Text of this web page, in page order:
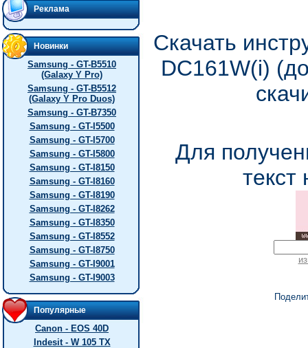
Реклама
Новинки
Samsung - GT-B5510
(Galaxy Y Pro)
Samsung - GT-B5512
(Galaxy Y Pro Duos)
Samsung - GT-B7350
Samsung - GT-I5500
Samsung - GT-I5700
Samsung - GT-I5800
Samsung - GT-I8150
Samsung - GT-I8160
Samsung - GT-I8190
Samsung - GT-I8262
Samsung - GT-I8350
Samsung - GT-I8552
Samsung - GT-I8750
Samsung - GT-I9001
Samsung - GT-I9003
Популярные
Canon - EOS 40D
Indesit - W 105 TX
Скачать
DC161W(i)
Для
текст